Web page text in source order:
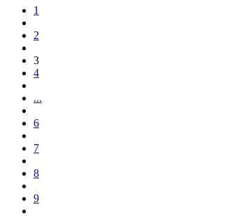
1
2
3
4
...
6
7
8
9